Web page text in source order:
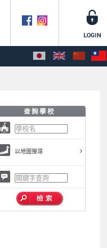
以地圖搜尋